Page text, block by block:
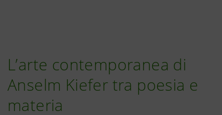
L’arte contemporanea di
Anselm Kiefer tra poesia e
materia